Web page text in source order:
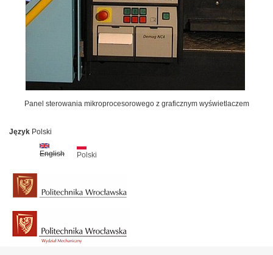
Panel sterowania mikroprocesorowego z graficznym wyświetlaczem
Język Polski
English Polski